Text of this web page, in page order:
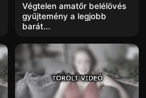
Végtelen amatőr belélövés
gyűjtemény a legjobb
barát...